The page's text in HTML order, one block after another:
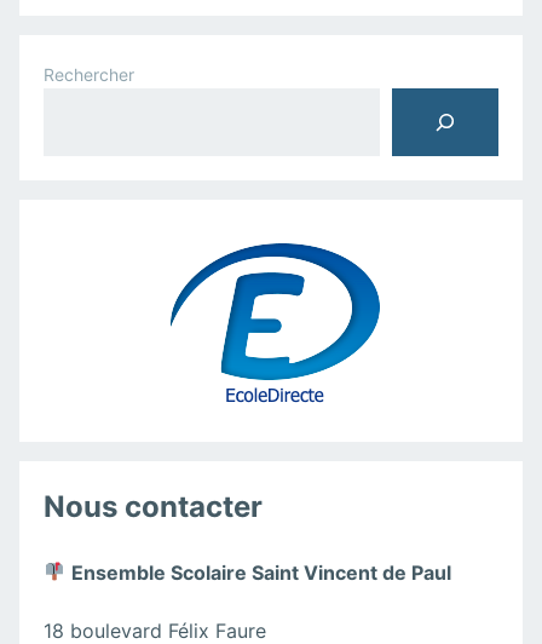
Rechercher
Nous contacter
Ensemble Scolaire Saint Vincent de Paul
18 boulevard Félix Faure